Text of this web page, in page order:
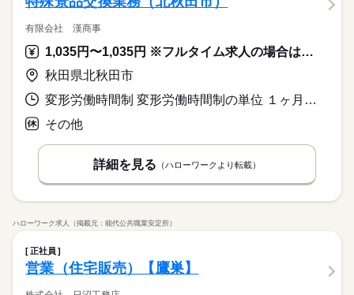
有限会社 漢商事
1,035円〜1,035円 ※フルタイム求人の場合は月額（換算額）、パート求人の場合は時間額を表示しています。
秋田県北秋田市
変形労働時間制 変形労働時間制の単位 １ヶ月単位 就業時間１ 9時45分〜17時45分 就業時間２ 17時45分〜23時00分 就業時間に関する特記事項 ※就業時間（１）休憩４５分 、就業時間（２）なし
その他
詳細を見る （ハローワークより転載）
ハローワーク求人（掲載元：能代公共職業安定所）
正社員
営業（住宅販売）【鷹巣】